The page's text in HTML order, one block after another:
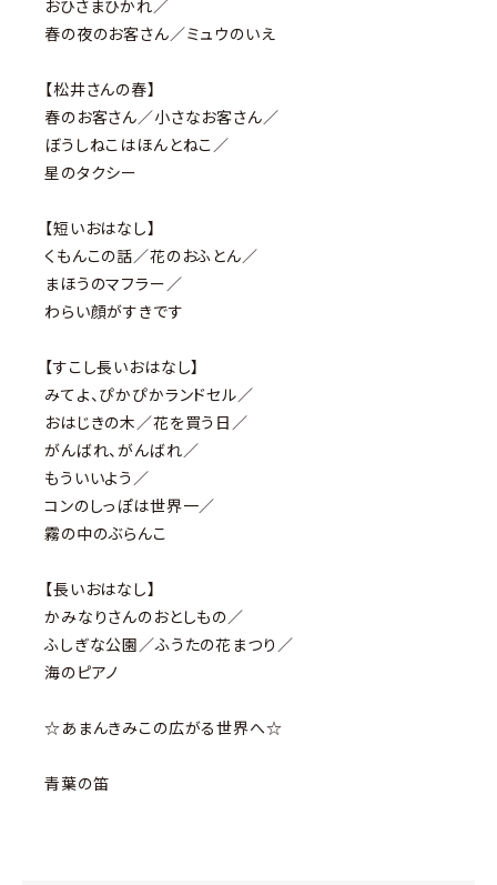
おひさまひかれ／
春の夜のお客さん／ミュウのいえ
【松井さんの春】
春のお客さん／小さなお客さん／
ぼうしねこはほんとねこ／
星のタクシー
【短いおはなし】
くもんこの話／花のおふとん／
まほうのマフラー／
わらい顔がすきです
【すこし長いおはなし】
みてよ、ぴかぴかランドセル／
おはじきの木／花を買う日／
がんばれ、がんばれ／
もういいよう／
コンのしっぽは世界一／
霧の中のぶらんこ
【長いおはなし】
かみなりさんのおとしもの／
ふしぎな公園／ふうたの花まつり／
海のピアノ
☆あまんきみこの広がる世界へ☆
青葉の笛